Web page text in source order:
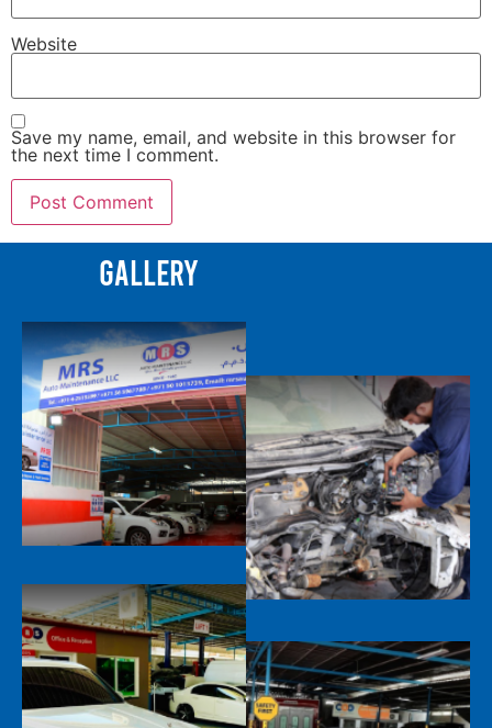
Website
Save my name, email, and website in this browser for
the next time I comment.
Gallery